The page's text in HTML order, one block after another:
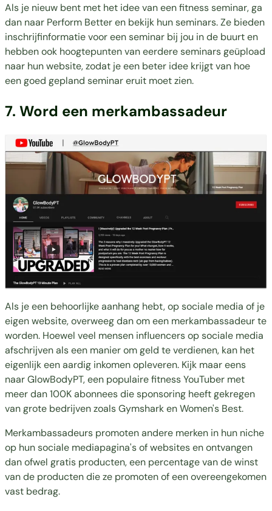
Als je nieuw bent met het idee van een fitness seminar, ga
dan naar Perform Betteren bekijk hun seminars. Ze bieden
inschrijfinformatie voor een seminar bij jou in de buurt en
hebben ook hoogtepunten van eerdere seminars geüpload
naar hun website, zodat je een beter idee krijgt van hoe
een goed gepland seminar eruit moet zien.
7. Word een merkambassadeur
Als je een behoorlijke aanhang hebt, op sociale media of je
eigen website, overweeg dan om een merkambassadeur te
worden. Hoewel veel mensen influencers op sociale media
afschrijven als een manier om geld te verdienen, kan het
eigenlijk een aardig inkomen opleveren. Kijk maar eens
naarGlowBodyPT, een populaire fitness YouTuber met
meer dan 100K abonnees die sponsoring heeft gekregen
van grote bedrijven zoals Gymshark en Women's Best.
Merkambassadeurs promoten andere merken in hun niche
op hun sociale mediapagina's of websites en ontvangen
dan ofwel gratis producten, een percentage van de winst
van de producten die ze promoten of een overeengekomen
vast bedrag.